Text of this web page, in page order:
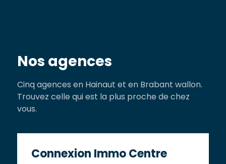
Nos agences
Cinq agences en Hainaut et en Brabant wallon.
Trouvez celle qui est la plus proche de chez
vous.
Connexion Immo Centre